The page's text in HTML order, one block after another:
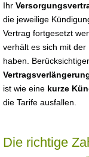
Ihr
die jeweilige
Vertrag fortgesetzt
verhält es sich mit der
haben.
ist wie eine kurze
die Tarife ausfallen.
Die richtige